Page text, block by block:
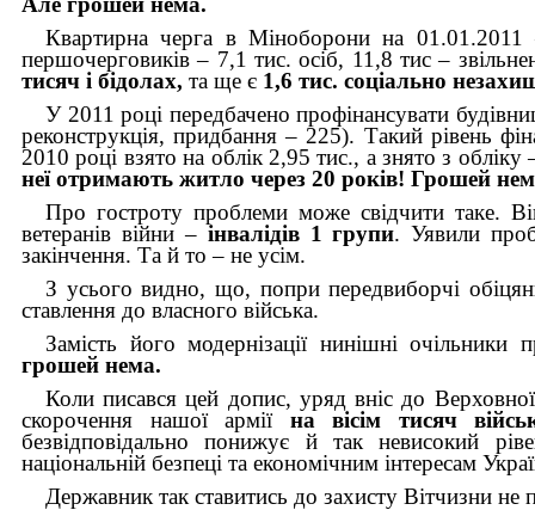
Квартирна черга в Міноборони на
першочерговиків – 7,1 тис. осіб, 11,8 тис –
тисяч і бідолах, та ще є 1,6 тис. соціально
У 2011 році передбачено профінансувати
реконструкція, придбання – 225). Такий рівень
2010 році взято на облік 2,95 тис., а знято з
неї отримають житло через 20 років! Грошей
Про гостроту проблеми може свідчити таке.
ветеранів війни –інвалідів 1 групи. Уявили
закінчення. Та й то – не усім.
З усього видно, що, попри передвиборчі
ставлення до власного війська.
Замість його модернізації нинішні
грошей нема.
Коли писався цей допис, уряд вніс до
скорочення нашої армії на вісім тисяч
безвідповідально понижує й так невисокий
національній безпеці та економічним інтересам
Державник так ставитись до захисту Вітчизни